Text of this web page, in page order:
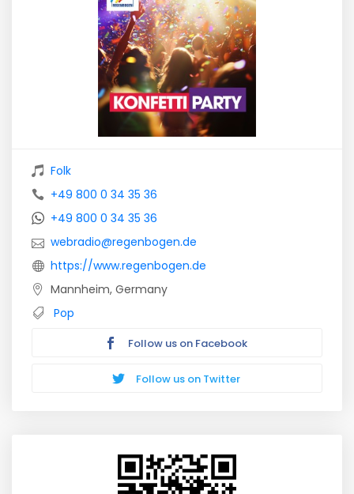
Folk
+49 800 0 34 35 36
+49 800 0 34 35 36
webradio@regenbogen.de
https://www.regenbogen.de
Mannheim, Germany
Pop
Follow us on Facebook
Follow us on Twitter